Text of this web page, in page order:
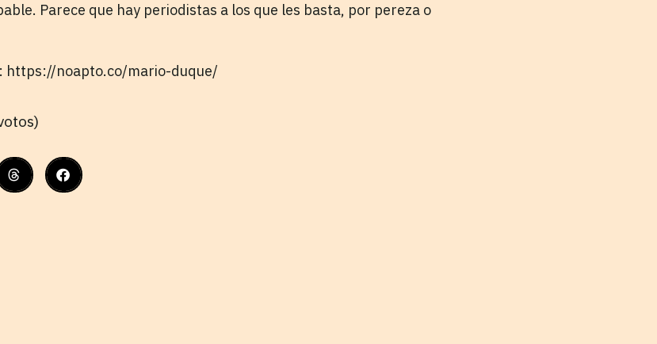
Parece que hay periodistas a los que les basta, por pereza o
https://noapto.co/mario-duque/